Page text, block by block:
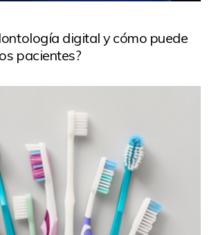
digital y cómo puede
pacientes?